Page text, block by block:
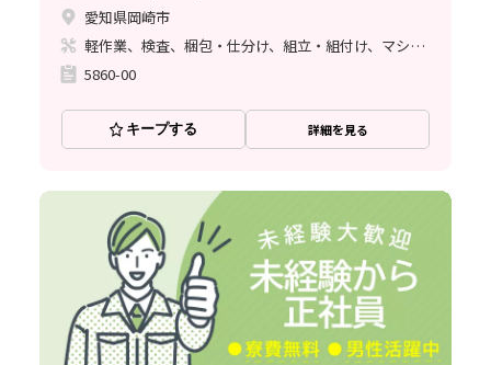
愛知県岡崎市
軽作業、検査、梱包・仕分け、組立・組付け、マシンオペレーター、ライン作業、立ち作業
5860-00
キープする 詳細を見る